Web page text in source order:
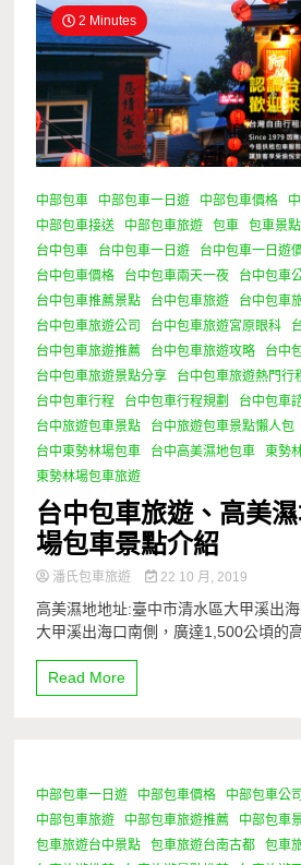
2 Minutes
中部包車 中部包車一日遊 中部包車價格
中部包車接送
中部包車旅遊 包車 包車景點
台中包車
台中包車一日遊 台中包車一日遊
台中包車價格
台中包車兩天一夜 台中包車
台中包車推薦景點
台中包車旅遊
台中包車
台中包車旅遊公司
台中包車旅遊宮原眼科
台中包車旅遊推薦
台中包車旅遊攻略
台中
台中包車旅遊景點分享
台中包車旅遊熱門行
台中包車行程
台中包車行程規劃 台中包車
台中旅遊包車景點
台中旅遊包車景點懶人包
台中東勢林場包車
台中高美濕地包車
東勢
東勢林場包車旅遊
台中包車旅遊、高美
場包車景點介紹
潘氏包車旅遊 22 10 月, 2019
高美濕地地址:臺中市清水區大甲溪出
大甲溪出海口南側，廣達1,500公頃的
Read More
0 Minutes
中部包車一日遊 中部包車價格 中部包車公司
中部包車旅遊
中部包車旅遊推薦 中部包車
包車旅遊台中景點
包車旅遊台南古都 包車